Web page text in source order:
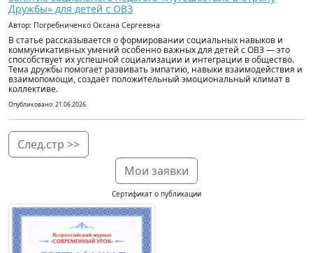
Дружбы» для детей с ОВЗ
Автор: Погребниченко Оксана Сергеевна
В статье рассказывается о формировании социальных навыков и
коммуникативных умений особенно важных для детей с ОВЗ — это
способствует их успешной социализации и интеграции в общество.
Тема дружбы помогает развивать эмпатию, навыки взаимодействия и
взаимопомощи, создаёт положительный эмоциональный климат в
коллективе.
Опубликовано: 21.06.2026
След.стр >>
Мои заявки
Сертификат о публикации